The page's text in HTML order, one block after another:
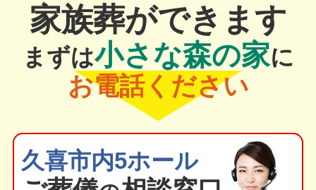
家族葬ができます
まずは小さな森の家に
お電話ください
久喜市内5ホール